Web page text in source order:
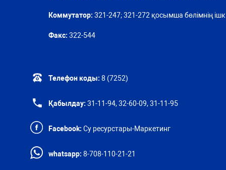
Коммутатор: 321-247; 321-272 қосымша бөлімнің ішкі
Факс: 322-544
Телефон коды: 8 (7252)
Қабылдау: 31-11-94, 32-60-09, 31-11-95
Facebook: Су ресурстары-Маркетинг
whatsapp: 8-708-110-21-21